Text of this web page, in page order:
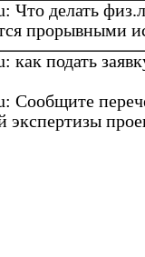
: Что делать физ.л
прорывными
: как подать
: Сообщите
экспертизы